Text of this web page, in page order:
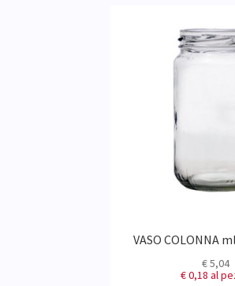
VASO COLONNA
€5,04
€ 0,18 al